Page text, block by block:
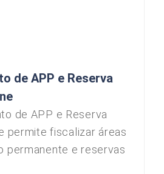
de APP e Reserva
de APP e Reserva
permite fiscalizar áreas
permanente e reservas